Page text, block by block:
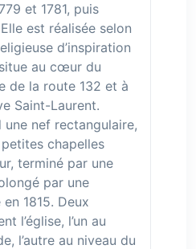
et 1781, puis
est réalisée selon
d’inspiration
au cœur du
de la route 132 et à
Saint-Laurent.
une nef rectangulaire,
chapelles
terminé par une
par une
1815. Deux
l’église, l’un au
l’autre au niveau du